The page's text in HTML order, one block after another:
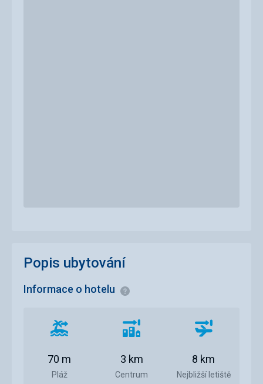
Popis ubytování
Informace o hotelu Informace
Vzdálenost
pláže
Pláž
70 m
Vzdálenost
centra
Centrum
3 km
Vzdálenost
letiště
Nejbližší letiště
8 km